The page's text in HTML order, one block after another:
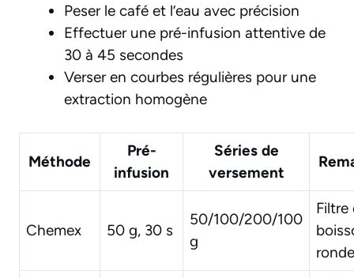
Peser le café et l’eau avec précision
Effectuer une pré-infusion attentive de
30 à 45 secondes
Verser en courbes régulières pour une
extraction homogène
Méthode
Pré-
infusion
Séries de
versement
Chemex 50 g, 30 s
50/100/200/100
g
Filtre
ronde